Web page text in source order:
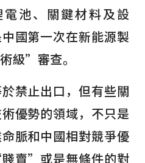
池、關鍵材料及設
國第一次在新能源製
級”審查。
禁止出口，但有些關
優勢的領域，不只是
脈和中國相對競爭優
賣”或是無條件的對